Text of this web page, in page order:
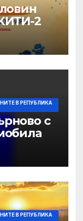
2
В РЕПУБЛИКА
с
В РЕПУБЛИКА